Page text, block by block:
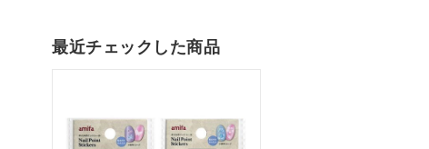
最近チェックした商品